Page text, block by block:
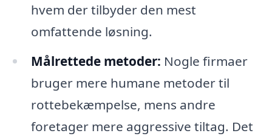
hvem der tilbyder den mest
omfattende løsning.
Målrettede metoder: Nogle firmaer
bruger mere humane metoder til
rottebekæmpelse, mens andre
foretager mere aggressive tiltag. Det